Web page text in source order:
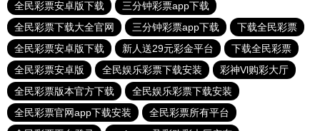
全民彩票安卓版下载
三分钟彩票app下载
全民彩票下载大全官网
三分钟彩票app下载
下载全民彩票
全民彩票安卓版下载
新人送29元彩金平台
下载全民彩票
全民彩票安卓版
全民娱乐彩票下载安装
彩神Vl购彩大厅
全民彩票版本官方下载
全民娱乐彩票下载安装
全民彩票官网app下载安装
全民彩票所有平台